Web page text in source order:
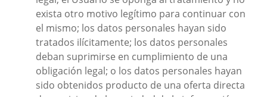
exista otro motivo legítimo para continuar con
el mismo; los datos personales hayan sido
tratados ilícitamente; los datos personales
deban suprimirse en cumplimiento de una
obligación legal; o los datos personales hayan
sido obtenidos producto de una oferta directa